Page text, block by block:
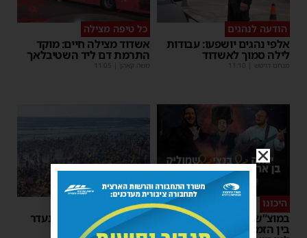
הודעה לנהגים
אלפי נהגים יושפעו: עבודות
לילה סמוך לאשדוד
מנחם דויטש
כל טיפה מצילה
אשדוד מצילה חיים: מוקד
התרמת דם ליד השטיבלאך
משה קאהן 11:05
היכונו
במוצ”ש הקרוב: מופע סיום
בין הזמנים של 'המרכז
סוף טוב
אותר בחור הישיבה שנעדר
בחוף הנפרד באשדוד